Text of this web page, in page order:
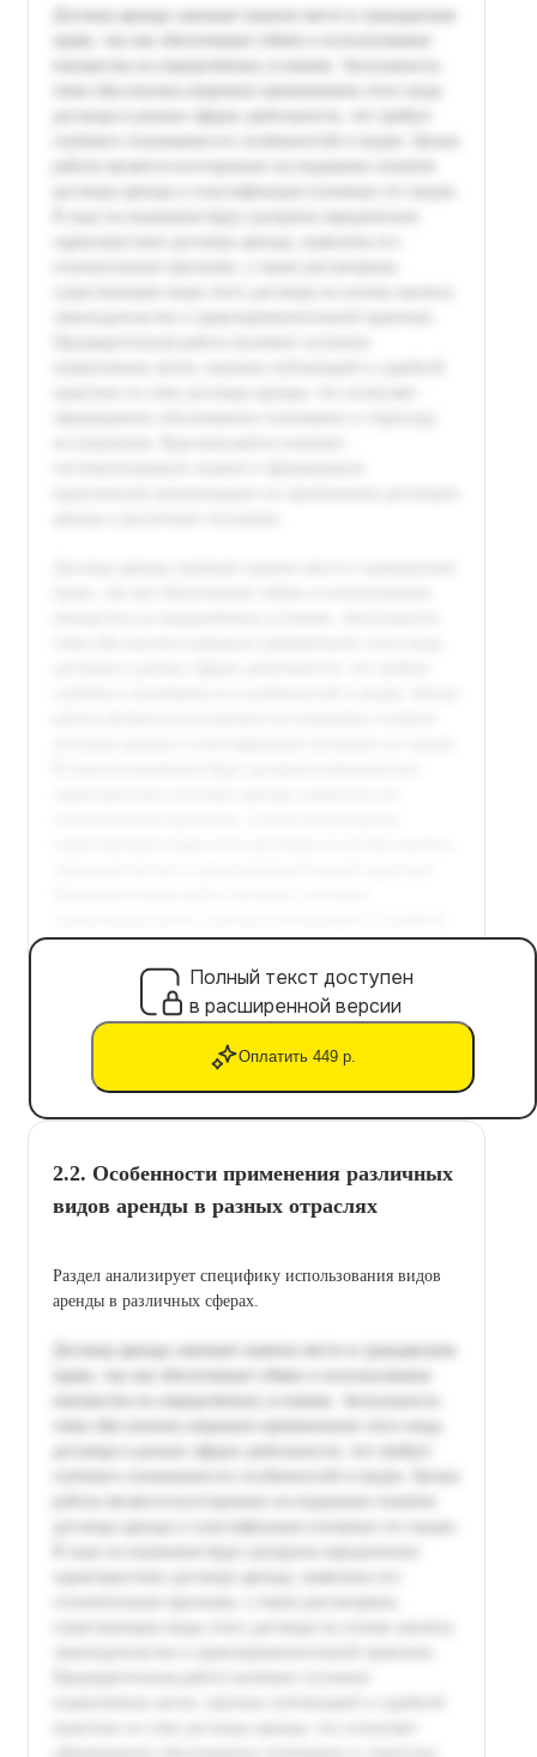
Полный текст доступен
в расширенной версии
Оплатить 449 р.
2.2. Особенности применения различных
видов аренды в разных отраслях
Раздел анализирует специфику использования видов
аренды в различных сферах.